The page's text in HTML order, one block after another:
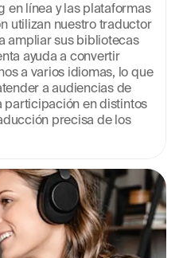
en línea y las plataformas
utilizan nuestro traductor
ampliar sus bibliotecas
ayuda a convertir
a varios idiomas, lo que
a audiencias de
participación en distintos
precisa de los